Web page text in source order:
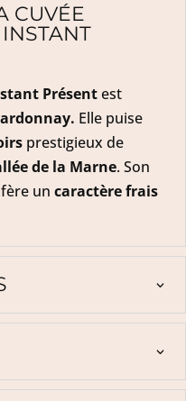
CUVÉE
Présentest
Elle puise
prestigieux de
de la Marne. Son
un caractère frais